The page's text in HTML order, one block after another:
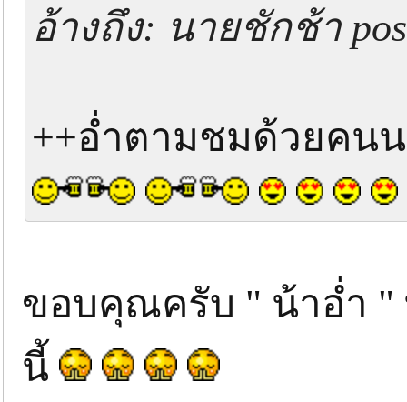
อ้างถึง: นายชักช้า
++อ่ำตามชมด้วยคน
ขอบคุณครับ " น้าอ่ำ "
นี้